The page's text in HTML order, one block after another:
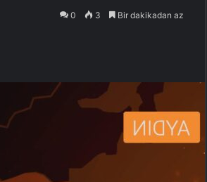
0 3 Bir dakikadan az